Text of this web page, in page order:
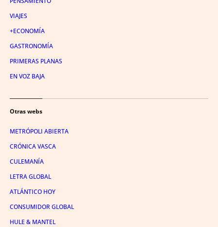
VIAJES
+ECONOMÍA
GASTRONOMÍA
PRIMERAS PLANAS
EN VOZ BAJA
Otras webs
METRÓPOLI ABIERTA
CRÓNICA VASCA
CULEMANÍA
LETRA GLOBAL
ATLÁNTICO HOY
CONSUMIDOR GLOBAL
HULE & MANTEL